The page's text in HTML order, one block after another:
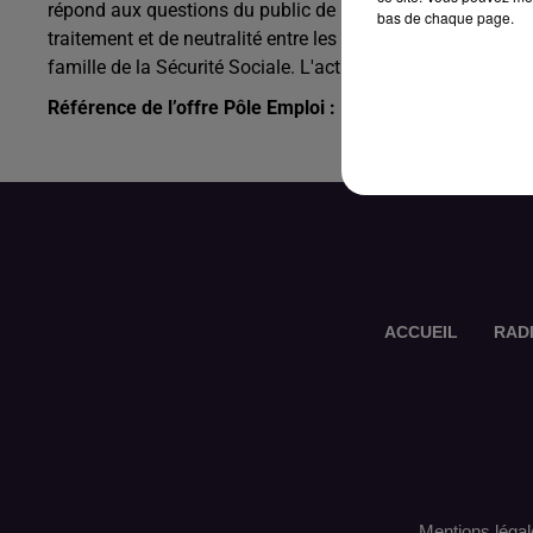
répond aux questions du public de la CAF et le conseille
traitement et de neutralité entre les différents
famille de la Sécurité Sociale. L'activité s'effectue sur le
Référence de l’offre Pôle Emploi : 150VNCK
ACCUEIL
bas de chaque page.